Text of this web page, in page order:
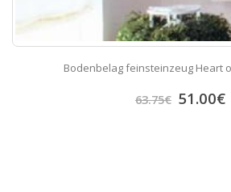
Bodenbelag feinsteinzeug Heart
63.75€ 51.00€